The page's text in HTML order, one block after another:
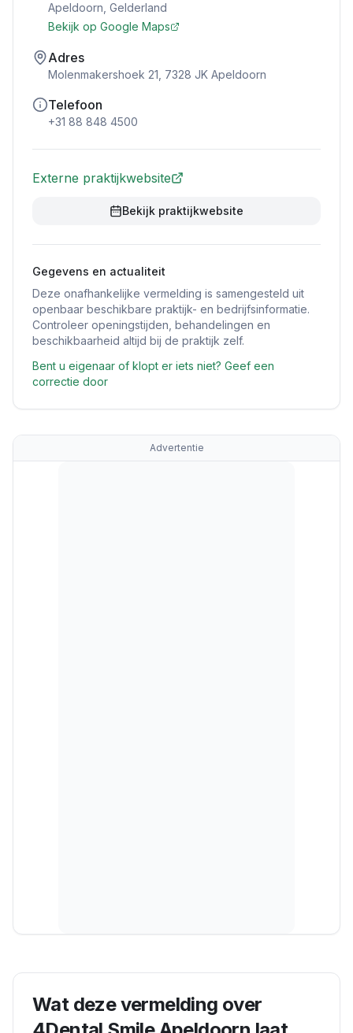
Apeldoorn Gelderland
Bekijk op Google Maps
Adres
Molenmakershoek 21, 7328 JK Apeldoorn
Telefoon
+31 88 848 4500
Externe praktijkwebsite
Bekijk praktijkwebsite
Gegevens en actualiteit
Deze onafhankelijke vermelding is samengesteld uit
openbaar beschikbare praktijk- en bedrijfsinformatie.
Controleer openingstijden, behandelingen en
beschikbaarheid altijd bij de praktijk zelf.
Bent u eigenaar of klopt er iets niet? Geef een
correctie door
Advertentie
Wat deze vermelding over